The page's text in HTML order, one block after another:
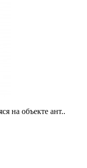
на объекте ант..